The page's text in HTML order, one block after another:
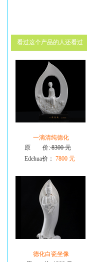
看过这个产品的人还看过
一滴清纯德化
原 价:8300 元
Edehua价： 7800 元
德化白瓷坐像